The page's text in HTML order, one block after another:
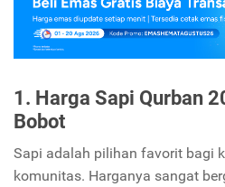
1. Harga Sapi Qurban
Bobot
Sapi adalah pilihan favorit bagi
komunitas. Harganya sangat